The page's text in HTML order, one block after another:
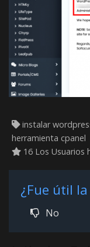
instalar
herramienta cpanel
16 Los Usuarios
¿Fue útil
No